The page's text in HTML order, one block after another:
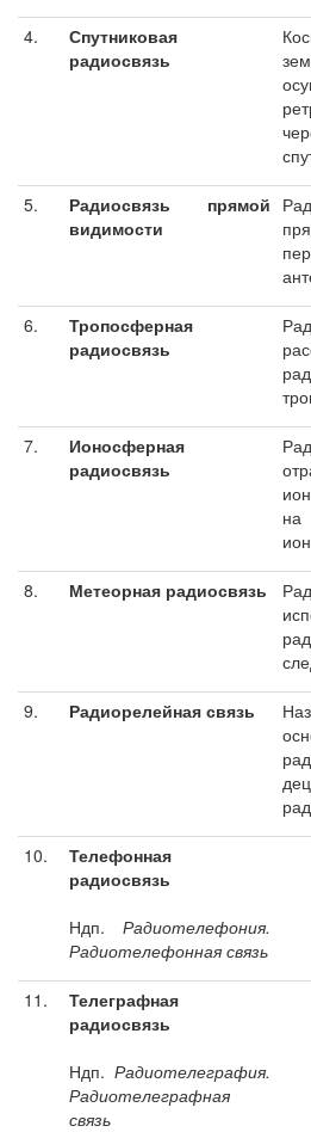
4.
Спутниковая
радиосвязь
5.
Радиосвязь прямой
видимости
6.
Тропосферная
радиосвязь
7.
Ионосферная
радиосвязь
8. Метеорная радиосвязь
9. Радиорелейная связь
10.
Телефонная
радиосвязь
Ндп. Радиотелефония.
Радиотелефонная связь
11.
Телеграфная
радиосвязь
Ндп. Радиотелеграфия.
Радиотелеграфная
связь